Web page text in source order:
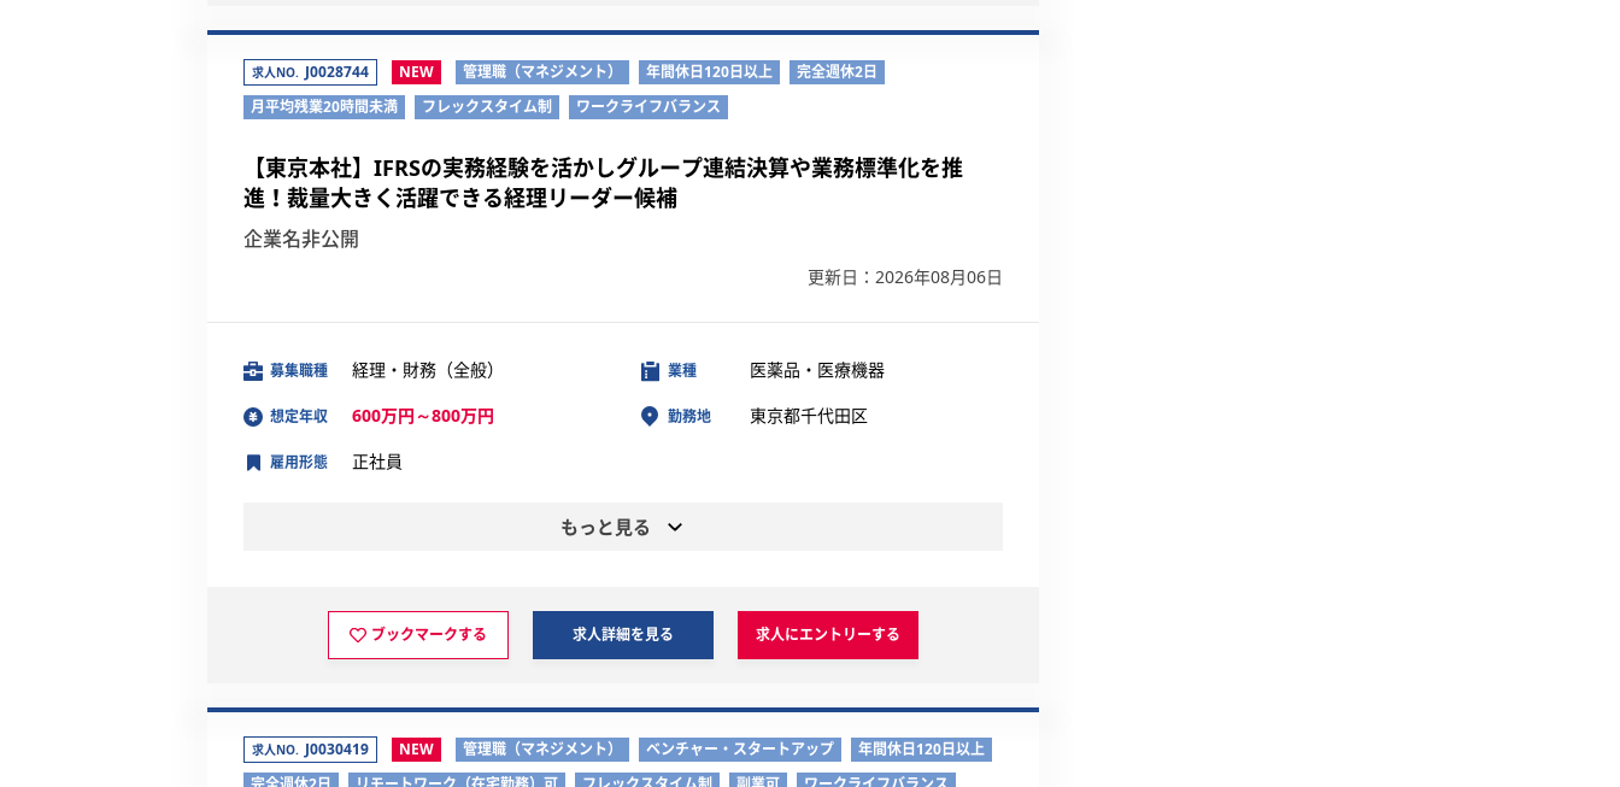
求人NO. J0028744 NEW 管理職（マネジメント） 年間休日120日以上
完全週休2日
月平均残業20時間未満
フレックスタイム制 ワークライフバランス
【東京本社】IFRSの実務経験を活かしグループ連結決算や業務標準化を推
進！裁量大きく活躍できる経理リーダー候補
企業名非公開
更新日：2026年08月06日
募集職種 経理・財務（全般）
想定年収 600万円～800万円
業種 医薬品・医療機器
勤務地 東京都千代田区
雇用形態 正社員
もっと見る
ブックマークする 求人詳細を見る 求人にエントリーする
求人NO. J0030419 NEW 管理職（マネジメント） ベンチャー・スタートアップ
年間休日120日以上